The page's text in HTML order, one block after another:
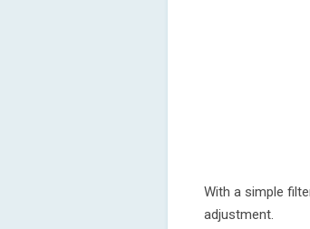
With a simple
adjustment.